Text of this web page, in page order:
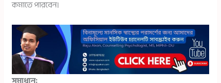
কমাতে পারবেন।